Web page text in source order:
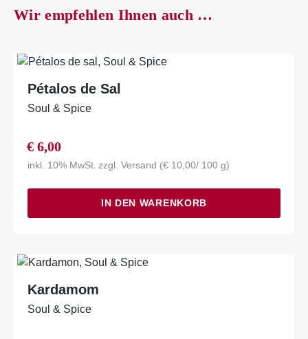
Wir empfehlen Ihnen auch …
Pétalos de Sal
Soul & Spice
€ 6,00
inkl. 10% MwSt. (€10,00/ 100 g)
zzgl.Versand
IN DEN WARENKORB
Kardamom
Soul & Spice